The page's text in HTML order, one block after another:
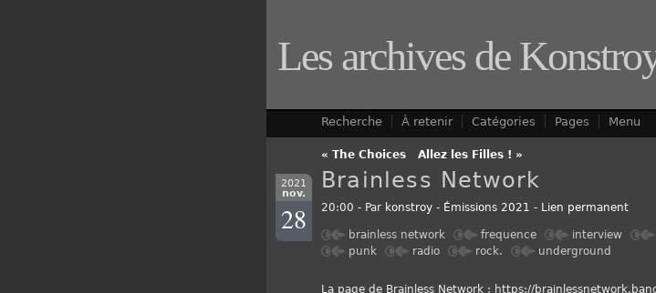
Les archives de
Recherche À retenir Catégories Pages Menu
« The Choices Allez les Filles ! »
2021
nov.
28
Brainless Network
20:00 - Par konstroy - Émissions 2021 - Lien permanent
brainless network frequence interview
punk
radio rock. underground
La page de Brainless Network : https://